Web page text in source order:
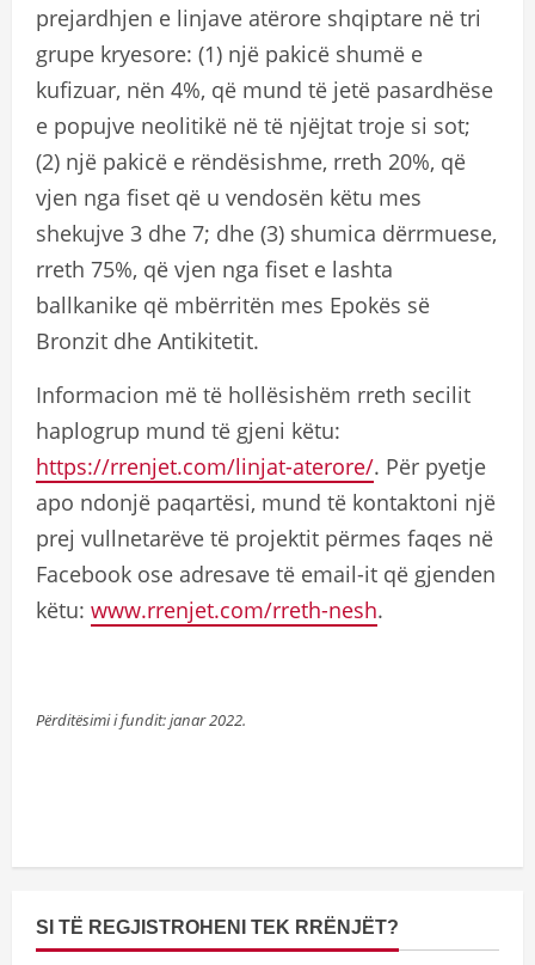
prejardhjen e linjave atërore shqiptare në tri
grupe kryesore: (1) një pakicë shumë e
kufizuar, nën 4%, që mund të jetë pasardhëse
e popujve neolitikë në të njëjtat troje si sot;
(2) një pakicë e rëndësishme, rreth 20%, që
vjen nga fiset që u vendosën këtu mes
shekujve 3 dhe 7; dhe (3) shumica dërrmuese,
rreth 75%, që vjen nga fiset e lashta
ballkanike që mbërritën mes Epokës së
Bronzit dhe Antikitetit.
Informacion më të hollësishëm rreth secilit
haplogrup mund të gjeni këtu:
https://rrenjet.com/linjat-aterore/. Për pyetje
apo ndonjë paqartësi, mund të kontaktoni një
prej vullnetarëve të projektit përmes faqes në
Facebook ose adresave të email-it që gjenden
këtu: www.rrenjet.com/rreth-nesh.
Përditësimi i fundit: janar 2022.
SI TË REGJISTROHENI TEK RRËNJËT?